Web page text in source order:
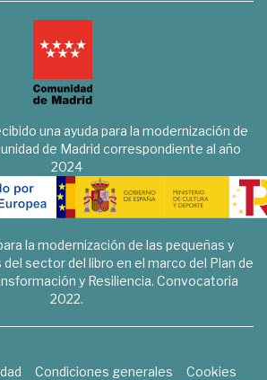
una ayuda para la modernización de
de Madrid correspondiente al año
2024
la modernización de las pequeñas y
sector del libro en el marco del Plan de
y Resiliencia. Convocatoria
2022.
Condiciones generales
Cookies